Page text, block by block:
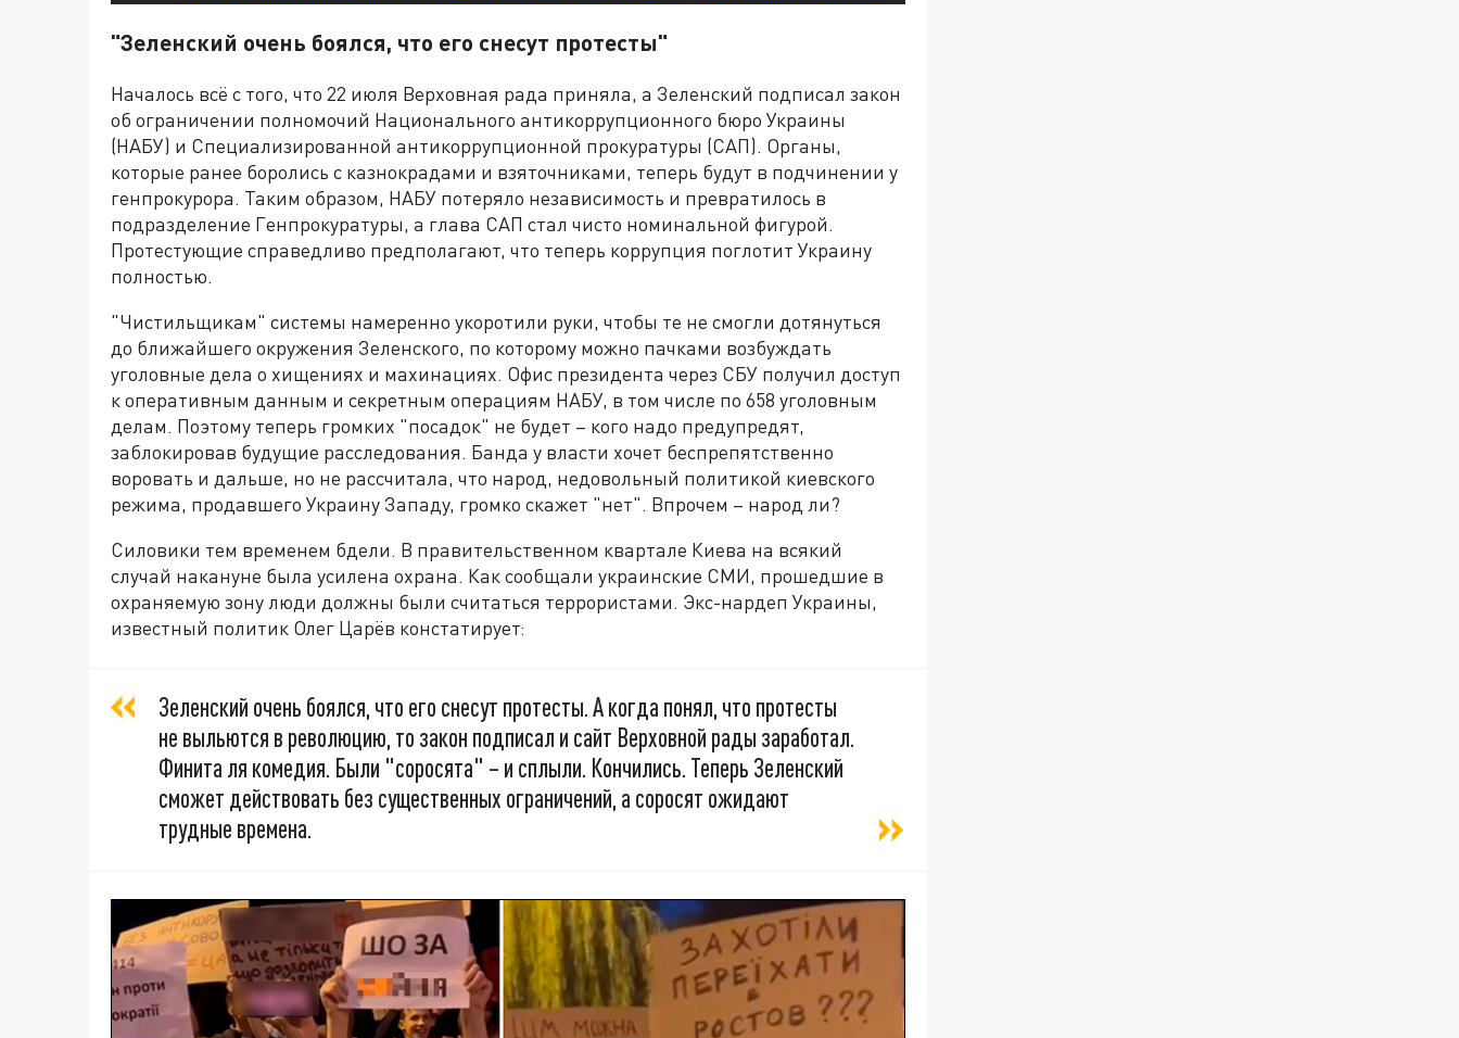
"Зеленский очень боялся, что его снесут протесты"
Началось всё с того, что 22 июля Верховная рада приняла, а Зеленский подписал закон
об ограничении полномочий Национального антикоррупционного бюро Украины
(НАБУ) и Специализированной антикоррупционной прокуратуры (САП). Органы,
которые ранее боролись с казнокрадами и взяточниками, теперь будут в подчинении у
генпрокурора. Таким образом, НАБУ потеряло независимость и превратилось в
подразделение Генпрокуратуры, а глава САП стал чисто номинальной фигурой.
Протестующие справедливо предполагают, что теперь коррупция поглотит Украину
полностью.
"Чистильщикам" системы намеренно укоротили руки, чтобы те не смогли дотянуться
до ближайшего окружения Зеленского, по которому можно пачками возбуждать
уголовные дела о хищениях и махинациях. Офис президента через СБУ получил доступ
к оперативным данным и секретным операциям НАБУ, в том числе по 658 уголовным
делам. Поэтому теперь громких "посадок" не будет – кого надо предупредят,
заблокировав будущие расследования. Банда у власти хочет беспрепятственно
воровать и дальше, но не рассчитала, что народ, недовольный политикой киевского
режима, продавшего Украину Западу, громко скажет "нет". Впрочем – народ ли?
Силовики тем временем бдели. В правительственном квартале Киева на всякий
случай накануне была усилена охрана. Как сообщали украинские СМИ, прошедшие в
охраняемую зону люди должны были считаться террористами. Экс-нардеп Украины,
известный политик Олег Царёв констатирует:
Зеленский очень боялся, что его снесут протесты. А когда понял, что протесты
не выльются в революцию, то закон подписал и сайт Верховной рады заработал.
Финита ля комедия. Были "соросята" – и сплыли. Кончились. Теперь Зеленский
сможет действовать без существенных ограничений, а соросят ожидают
трудные времена.